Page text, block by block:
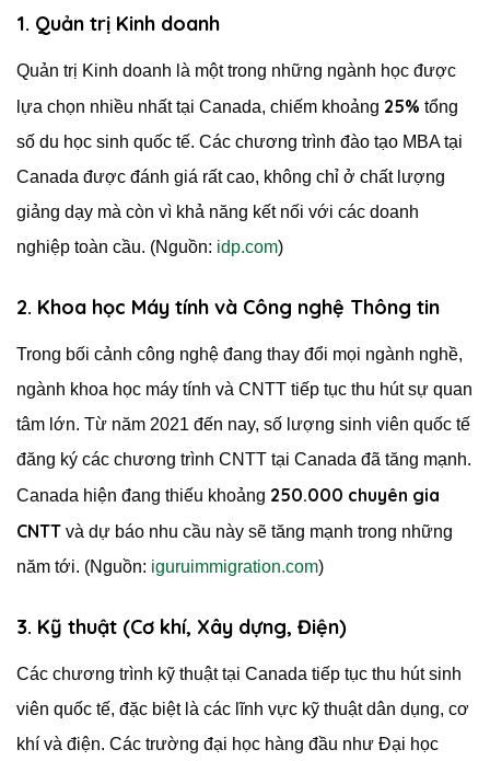
1. Quản trị Kinh doanh
Quản trị Kinh doanh là một trong những ngành học được
lựa chọn nhiều nhất tại Canada, chiếm khoảng 25% tổng
số du học sinh quốc tế. Các chương trình đào tạo MBA tại
Canada được đánh giá rất cao, không chỉ ở chất lượng
giảng dạy mà còn vì khả năng kết nối với các doanh
nghiệp toàn cầu. (Nguồn: idp.com)
2. Khoa học Máy tính và Công nghệ Thông tin
Trong bối cảnh công nghệ đang thay đổi mọi ngành nghề,
ngành khoa học máy tính và CNTT tiếp tục thu hút sự quan
tâm lớn. Từ năm 2021 đến nay, số lượng sinh viên quốc tế
đăng ký các chương trình CNTT tại Canada đã tăng mạnh.
Canada hiện đang thiếu khoảng 250.000 chuyên gia
CNTT và dự báo nhu cầu này sẽ tăng mạnh trong những
năm tới. (Nguồn: iguruimmigration.com)
3. Kỹ thuật (Cơ khí, Xây dựng, Điện)
Các chương trình kỹ thuật tại Canada tiếp tục thu hút sinh
viên quốc tế, đặc biệt là các lĩnh vực kỹ thuật dân dụng, cơ
khí và điện. Các trường đại học hàng đầu như Đại học